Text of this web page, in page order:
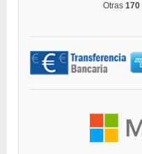
Otras 170